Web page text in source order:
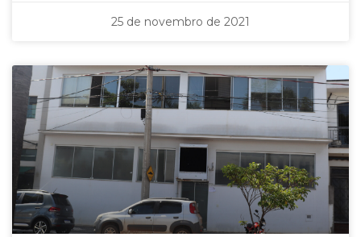
25 de novembro de 2021